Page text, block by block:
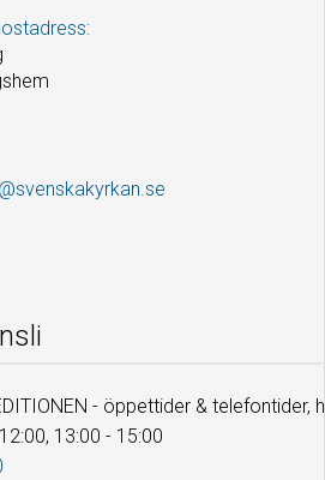
- öppettider & telefontider,
13:00 - 15:00